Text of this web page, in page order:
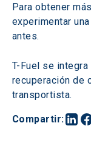
Compartir:
Para obtener
experimentar
antes.
T-Fuel se
recuperación de
transportista.